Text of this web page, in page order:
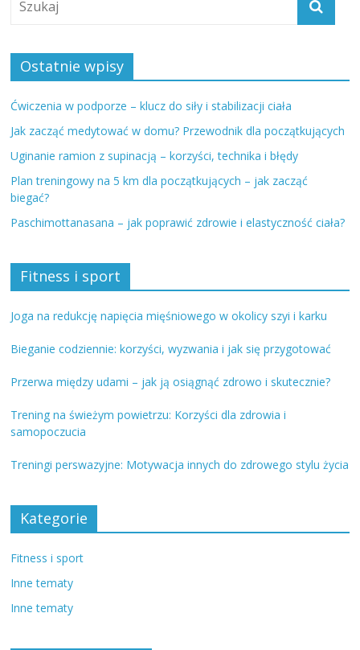
Ostatnie wpisy
Ćwiczenia w podporze – klucz do siły i stabilizacji ciała
Jak zacząć medytować w domu? Przewodnik dla początkujących
Uginanie ramion z supinacją – korzyści, technika i błędy
Plan treningowy na 5 km dla początkujących – jak zacząć
biegać?
Paschimottanasana – jak poprawić zdrowie i elastyczność ciała?
Fitness i sport
Joga na redukcję napięcia mięśniowego w okolicy szyi i karku
Bieganie codziennie: korzyści, wyzwania i jak się przygotować
Przerwa między udami – jak ją osiągnąć zdrowo i skutecznie?
Trening na świeżym powietrzu: Korzyści dla zdrowia i
samopoczucia
Treningi perswazyjne: Motywacja innych do zdrowego stylu życia
Kategorie
Fitness i sport
Inne tematy
Inne tematy